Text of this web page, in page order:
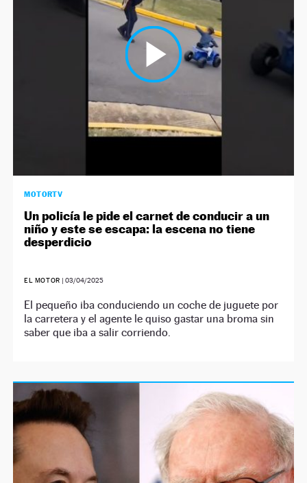
MOTORTV
Un policía le pide el carnet de conducir a un
niño y este se escapa: la escena no tiene
desperdicio
EL MOTOR | 03/04/2025
El pequeño iba conduciendo un coche de juguete por
la carretera y el agente le quiso gastar una broma sin
saber que iba a salir corriendo.